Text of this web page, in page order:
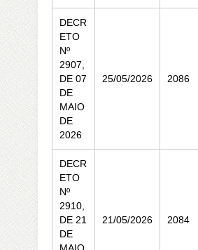
DECR
ETO
Nº
2907,
DE 07
DE
MAIO
DE
2026
25/05/2026 2086
DECR
ETO
Nº
2910,
DE 21
DE
21/05/2026 2084